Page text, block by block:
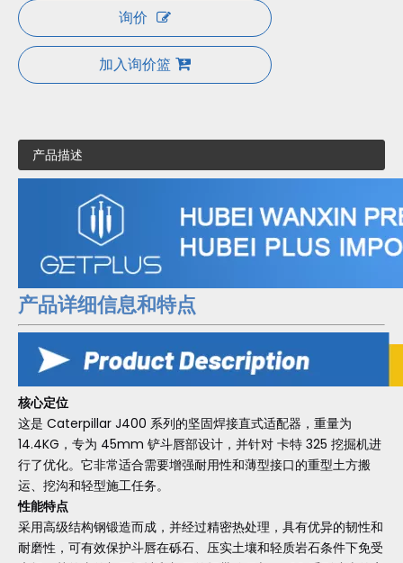
询价
加入询价篮
产品描述
产品详细信息和特点
核心定位
这是 Caterpillar J400 系列的坚固焊接直式适配器，重量为
14.4KG，专为 45mm 铲斗唇部设计，并针对 卡特 325 挖掘机进
行了优化。它非常适合需要增强耐用性和薄型接口的重型土方搬
运、挖沟和轻型施工任务。
性能特点
采用高级结构钢锻造而成，并经过精密热处理，具有优异的韧性和
耐磨性，可有效保护斗唇在砾石、压实土壤和轻质岩石条件下免受